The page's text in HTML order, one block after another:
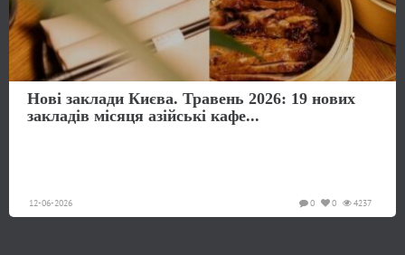
Нові заклади Києва. Травень 2026: 19 нових
закладів місяця азійські кафе...
12-06-2026 4237
0
0